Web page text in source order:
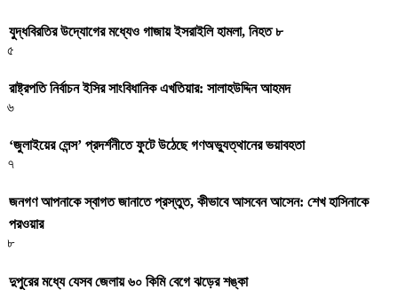
যুদ্ধবিরতির উদ্যোগের মধ্যেও গাজায় ইসরাইলি হামলা, নিহত ৮
৫
রাষ্ট্রপতি নির্বাচন ইসির সাংবিধানিক এখতিয়ার: সালাহউদ্দিন আহমদ
৬
‘জুলাইয়ের লেন্স’ প্রদর্শনীতে ফুটে উঠেছে গণঅভ্যুত্থানের ভয়াবহতা
৭
জনগণ আপনাকে স্বাগত জানাতে প্রস্তুত, কীভাবে আসবেন আসেন: শেখ হাসিনাকে
পরওয়ার
৮
দুপুরের মধ্যে যেসব জেলায় ৬০ কিমি বেগে ঝড়ের শঙ্কা